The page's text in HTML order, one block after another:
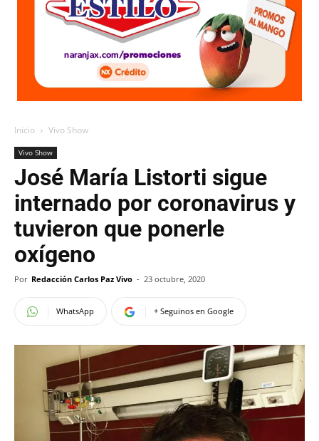
Inicio Vivo Show
Vivo Show
José María Listorti sigue
internado por coronavirus y
tuvieron que ponerle
oxígeno
Por Redacción Carlos Paz Vivo - 23 octubre, 2020
WhatsApp + Seguinos en Google